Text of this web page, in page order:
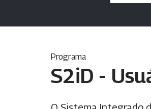
Programa
S2iD -